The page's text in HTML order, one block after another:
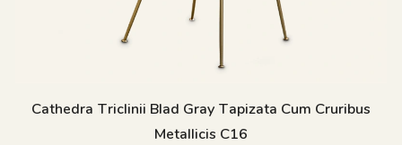
Cathedra Triclinii Blad Gray Tapizata Cum Cruribus
Metallicis C16